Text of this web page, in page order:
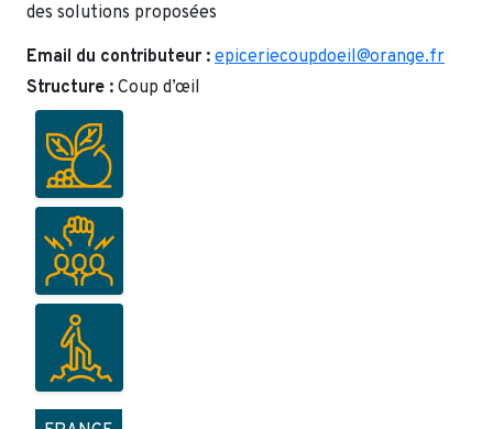
des solutions proposées
Email du contributeur : epiceriecoupdoeil@orange.fr
Structure : Coup d’œil